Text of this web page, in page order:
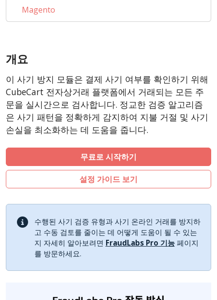
Magento
PrestaShop
AbanteCart
ZenCart
PinnacleCart
FoxyCart
Easy Digital Downloads
nopCommerce
Ecwid by Lightspeed
Sylius
개요
이 사기 방지 모듈은 결제 사기 여부를 확인하기 위해
CubeCart 전자상거래 플랫폼에서 거래되는 모든 주
문을 실시간으로 검사합니다. 정교한 검증 알고리즘
은 사기 패턴을 정확하게 감지하여 지불 거절 및 사기
손실을 최소화하는 데 도움을 줍니다.
무료로 시작하기
설정 가이드 보기
수행된 사기 검증 유형과 사기 온라인 거래를 방지하
고 수동 검토를 줄이는 데 어떻게 도움이 될 수 있는
지 자세히 알아보려면 FraudLabs Pro 기능페이지
를 방문하세요.